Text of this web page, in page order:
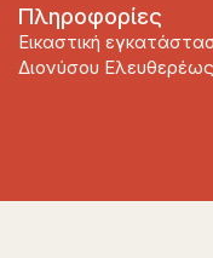
Πληροφορίες
Εικαστική
Διονύσου Ελευθερέως